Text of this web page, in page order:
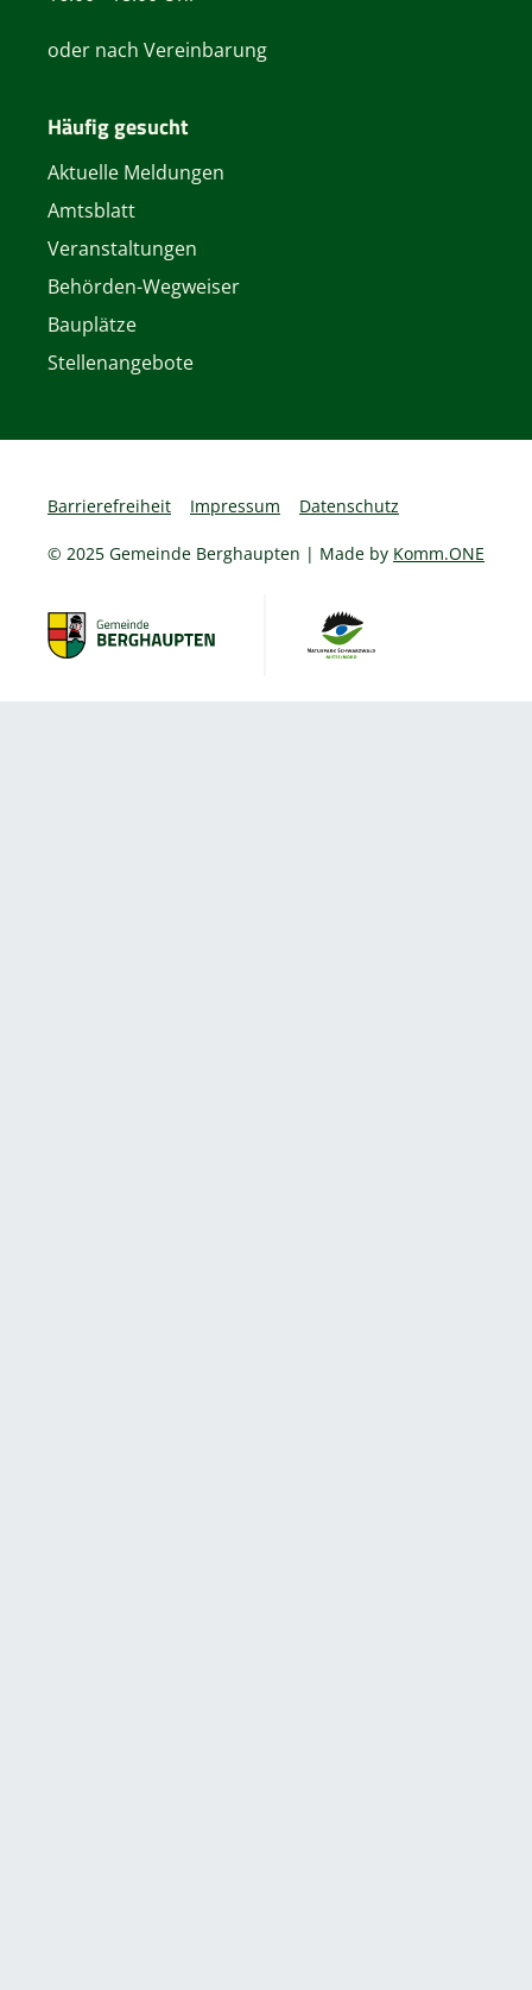
oder nach Vereinbarung
Häufig gesucht
Aktuelle Meldungen
Amtsblatt
Veranstaltungen
Behörden-Wegweiser
Bauplätze
Stellenangebote
Barrierefreiheit Impressum Datenschutz
© 2025 Gemeinde Berghaupten | Made by Komm.ONE